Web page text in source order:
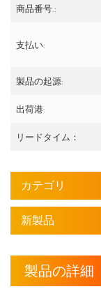
商品番号.:
支払い:
製品の起源:
出荷港:
リードタイム：
カテゴリ
新製品
製品の詳細